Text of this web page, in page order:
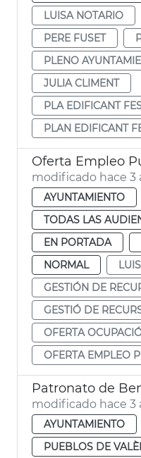
LUISA NOTARIO
PERE FUSET
PLENO
JULIA CLIMENT
PLA EDIFICANT
PLAN EDIFICANT
Oferta Empleo
modificado hace 3
AYUNTAMIENTO
TODAS LAS
EN PORTADA
NORMAL
GESTIÓN DE
GESTIÓ DE
OFERTA
OFERTA EMPLEO
Patronato de
modificado hace 3
AYUNTAMIENTO
PUEBLOS DE